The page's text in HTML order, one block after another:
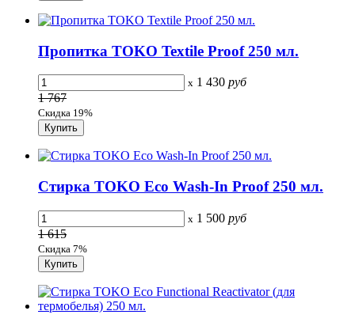
Пропитка TOKO Textile Proof 250 мл.
x 1 430 руб
1 767
Скидка 19%
Стирка TOKO Eco Wash-In Proof 250 мл.
x 1 500 руб
1 615
Скидка 7%